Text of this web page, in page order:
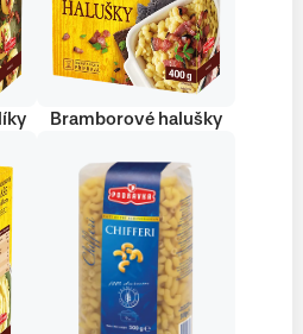
Bramborové halušky